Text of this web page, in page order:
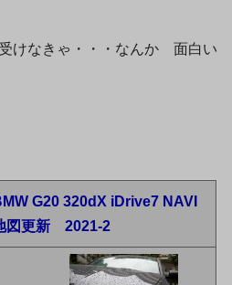
けなきゃ・・・なんか 面白い
G20 320dX iDrive7 NAVI
図更新 2021-2